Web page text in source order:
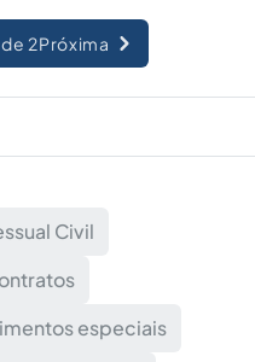
2Próxima
Civil
especiais